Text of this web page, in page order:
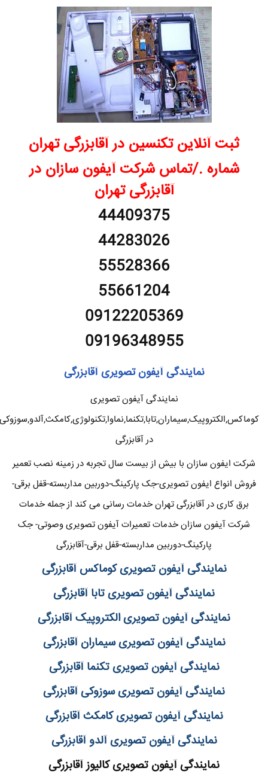
ثبت آنلاین تکنسین در آقابزرگی تهران
شماره ./تماس شرکت آیفون سازان در
آقابزرگی تهران
44409375
44283026
55528366
55661204
09122205369
09196348955
نمایندگی آیفون تصویری آقابزرگی
نمایندگی آیفون تصویری
کوماکس,الکتروپیک,سیماران,تابا,تکنما,نماوا,تکنولوژی,کامکث,آلدو,سوزوکی
در آقابزرگی
شرکت ایفون سازان با بیش از بیست سال تجربه در زمینه نصب تعمیر
فروش انواع ایفون تصویری-جک پارکینگ-دوربین مداربسته-قفل برقی-
برق کاری در آقابزرگی تهران خدمات رسانی می کند از جمله خدمات
شرکت آیفون سازان خدمات تعمیرات آیفون تصویری وصوتی- جک
پارکینگ-دوربین مداربسته-قفل برقی-آقابزرگی
نمایندگی آیفون تصویری کوماکس آقابزرگی
نمایندگی آیفون تصویری تابا آقابزرگی
نمایندگی آیفون تصویری الکتروپیک آقابزرگی
نمایندگی آیفون تصویری سیماران آقابزرگی
نمایندگی آیفون تصویری تکنما آقابزرگی
نمایندگی آیفون تصویری سوزوکی آقابزرگی
نمایندگی آیفون تصویری کامکث آقابزرگی
نمایندگی آیفون تصویری آلدو آقابزرگی
نمایندگی آیفون تصویری کالیوز آقابزرگی